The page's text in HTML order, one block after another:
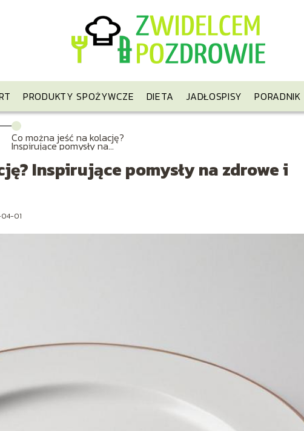
PRODUKTY SPOŻYWCZE DIETA JADŁOSPISY PORADNIK
Co można jeść na kolację?
Inspirujące pomysły na
zdrowe i smaczne posiłki
Inspirujące pomysły na zdrowe i
01